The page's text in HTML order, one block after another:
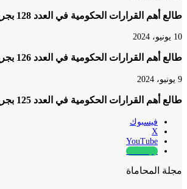
طالع أهم القرارات الحكومية في العدد 128 بجريدة الوقائع المصرية
10 يونيو، 2024
طالع أهم القرارات الحكومية في العدد 126 بجريدة الوقائع المصرية
9 يونيو، 2024
طالع أهم القرارات الحكومية في العدد 125 بجريدة الوقائع المصرية
فيسبوك
‫X
‫YouTube
whatsapp
مجلة المحاماة